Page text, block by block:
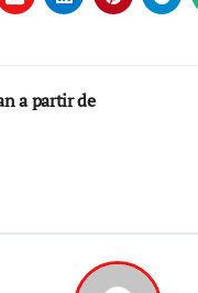
a partir de